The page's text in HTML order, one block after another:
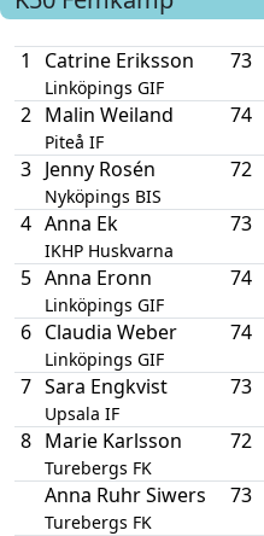
1 Catrine Eriksson
Linköpings GIF
73
2 Malin Weiland
Piteå IF
74
3 Jenny Rosén
Nyköpings BIS
72
4 Anna Ek
IKHP Huskvarna
73
5 Anna Eronn
Linköpings GIF
74
6 Claudia Weber
Linköpings GIF
74
7 Sara Engkvist
Upsala IF
73
8 Marie Karlsson
Turebergs FK
72
Anna Ruhr Siwers
Turebergs FK
73